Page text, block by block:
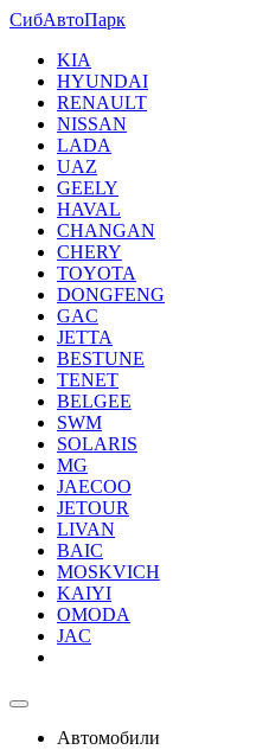
СибАвтоПарк
KIA
HYUNDAI
RENAULT
NISSAN
LADA
UAZ
GEELY
HAVAL
CHANGAN
CHERY
TOYOTA
DONGFENG
GAC
JETTA
BESTUNE
TENET
BELGEE
SWM
SOLARIS
MG
JAECOO
JETOUR
LIVAN
BAIC
MOSKVICH
KAIYI
OMODA
JAC
Автомобили